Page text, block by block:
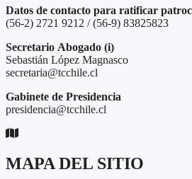
Datos de contacto para ratificar
(56-2) 2721 9212 / (56-9) 83825823
Secretario Abogado (i)
Sebastián López Magnasco
secretaria@tcchile.cl
Gabinete de Presidencia
presidencia@tcchile.cl
MAPA DEL SITIO